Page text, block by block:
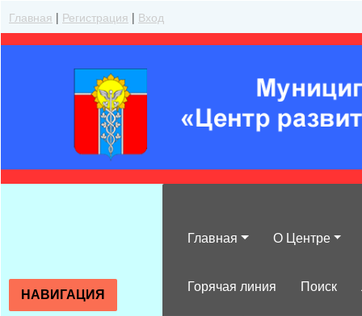
Главная | Регистрация | Вход
Главная О Центре
Горячая линия Поиск
НАВИГАЦИЯ